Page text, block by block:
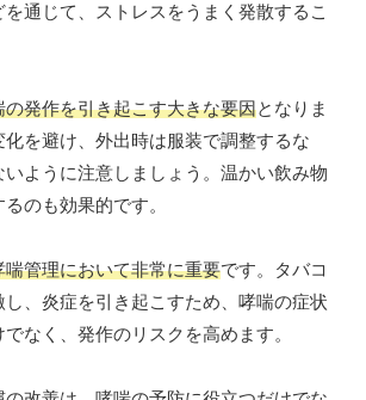
通じて、ストレスをうまく発散するこ
発作を引き起こす大きな要因となりま
を避け、外出時は服装で調整するな
いように注意しましょう。温かい飲み物
のも効果的です。
喘管理において非常に重要です。タバコ
、炎症を引き起こすため、哮喘の症状
なく、発作のリスクを高めます。